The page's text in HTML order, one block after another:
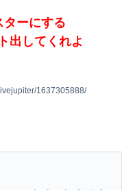
ターにする
出してくれよ
1637305888/